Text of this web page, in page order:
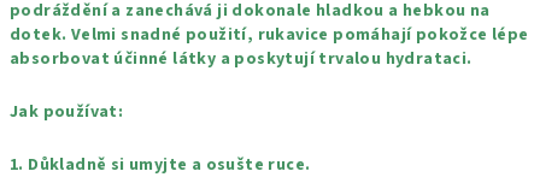
podráždění a zanechává ji dokonale hladkou a hebkou na
dotek. Velmi snadné použití, rukavice pomáhají pokožce lépe
absorbovat účinné látky a poskytují trvalou hydrataci.
Jak používat:
1. Důkladně si umyjte a osušte ruce.